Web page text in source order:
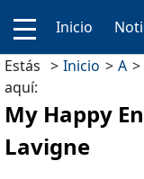
Inicio
Estás
aquí:
Inicio A
My Happy
Lavigne